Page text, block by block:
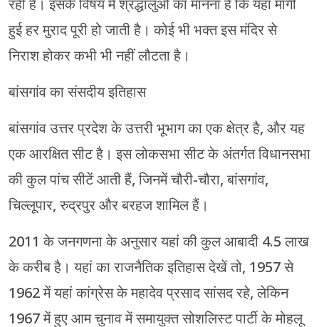
हुई हर मुराद पूरी हो जाती है। कोई भी भक्त इस मंदिर से
निराश होकर कभी भी नहीं लौटता है।
बांसगांव का संसदीय इतिहास
बांसगांव उत्तर प्रदेश के उत्तरी भूभाग का एक क्षेत्र है, और यह
एक आरक्षित सीट है। इस लोकसभा सीट के अंतर्गत विधानसभा
की कुल पांच सीटें आती हैं, जिनमें चौरी-चौरा, बांसगांव,
चिल्लूपार, रुद्रपुर और बरहज शामिल हैं।
2011 के जनगणना के अनुसार यहां की कुल आबादी 4.5 लाख
के करीब है। यहां का राजनैतिक इतिहास देखें तो, 1957 से
1962 में यहां कांग्रेस के महादेव प्रसाद सांसद रहे, लेकिन
1967 में हुए आम चुनाव में समायुक्त सोशलिस्ट पार्टी के मोहलू